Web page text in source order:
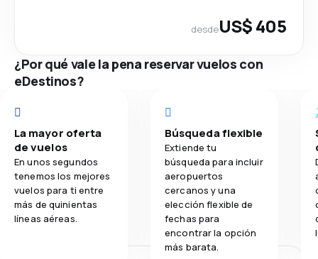
desdeUS$ 405
¿Por qué vale la pena reservar vuelos con
eDestinos?
La mayor oferta
de vuelos
En unos segundos
tenemos los mejores
vuelos para ti entre
más de quinientas
líneas aéreas.
Búsqueda flexible
Extiende tu
búsqueda para incluir
aeropuertos
cercanos y una
elección flexible de
fechas para
encontrar la opción
más barata.